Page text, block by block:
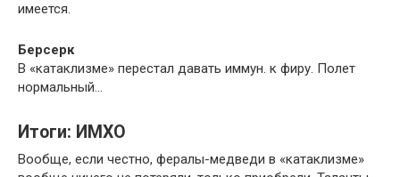
имеется.
Берсерк
В «катаклизме» перестал давать иммун. к фиру. Полет
нормальный…
Итоги: ИМХО
Вообще, если честно, фералы-медведи в «катаклизме»